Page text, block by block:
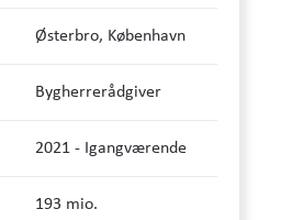
Østerbro, København
Bygherrerådgiver
2021 - Igangværende
193 mio.